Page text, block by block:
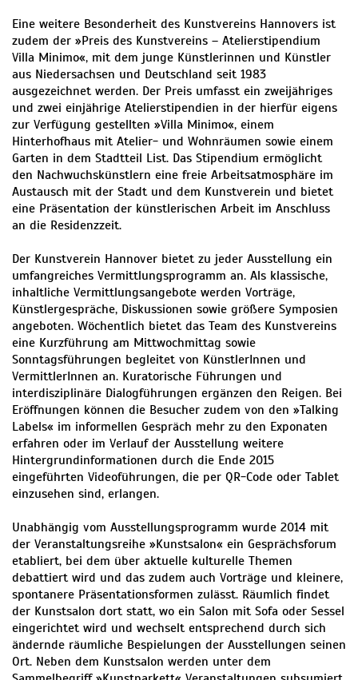
Eine weitere Besonderheit des Kunstvereins Hannovers ist
zudem der »Preis des Kunstvereins – Atelierstipendium
Villa Minimo«, mit dem junge Künstlerinnen und Künstler
aus Niedersachsen und Deutschland seit 1983
ausgezeichnet werden. Der Preis umfasst ein zweijähriges
und zwei einjährige Atelierstipendien in der hierfür eigens
zur Verfügung gestellten »Villa Minimo«, einem
Hinterhofhaus mit Atelier- und Wohnräumen sowie einem
Garten in dem Stadtteil List. Das Stipendium ermöglicht
den Nachwuchskünstlern eine freie Arbeitsatmosphäre im
Austausch mit der Stadt und dem Kunstverein und bietet
eine Präsentation der künstlerischen Arbeit im Anschluss
an die Residenzzeit.
Der Kunstverein Hannover bietet zu jeder Ausstellung ein
umfangreiches Vermittlungsprogramm an. Als klassische,
inhaltliche Vermittlungsangebote werden Vorträge,
Künstlergespräche, Diskussionen sowie größere Symposien
angeboten. Wöchentlich bietet das Team des Kunstvereins
eine Kurzführung am Mittwochmittag sowie
Sonntagsführungen begleitet von KünstlerInnen und
VermittlerInnen an. Kuratorische Führungen und
interdisziplinäre Dialogführungen ergänzen den Reigen. Bei
Eröffnungen können die Besucher zudem von den »Talking
Labels« im informellen Gespräch mehr zu den Exponaten
erfahren oder im Verlauf der Ausstellung weitere
Hintergrundinformationen durch die Ende 2015
eingeführten Videoführungen, die per QR-Code oder Tablet
einzusehen sind, erlangen.
Unabhängig vom Ausstellungsprogramm wurde 2014 mit
der Veranstaltungsreihe »Kunstsalon« ein Gesprächsforum
etabliert, bei dem über aktuelle kulturelle Themen
debattiert wird und das zudem auch Vorträge und kleinere,
spontanere Präsentationsformen zulässt. Räumlich findet
der Kunstsalon dort statt, wo ein Salon mit Sofa oder Sessel
eingerichtet wird und wechselt entsprechend durch sich
ändernde räumliche Bespielungen der Ausstellungen seinen
Ort. Neben dem Kunstsalon werden unter dem